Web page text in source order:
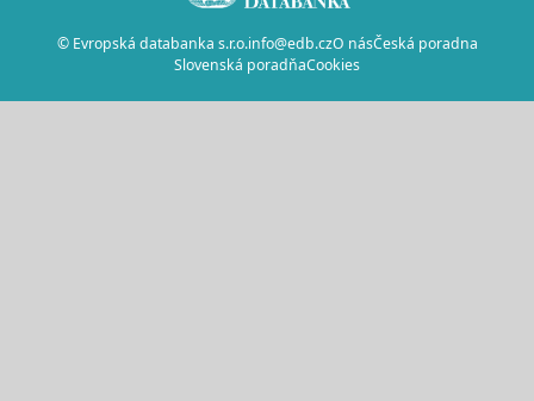
© Evropská databanka s.r.o.info@edb.czO násČeská poradna
Slovenská poradňaCookies